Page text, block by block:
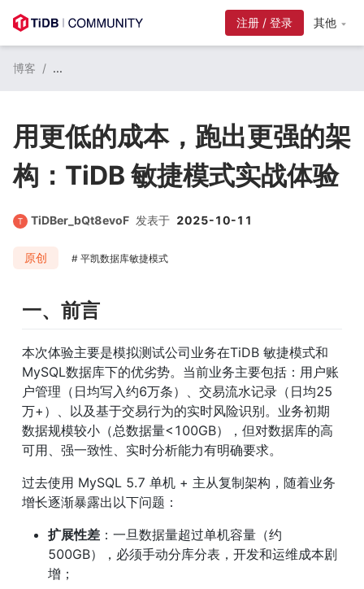
注册 / 登录 其他
博客 / ...
用更低的成本，跑出更强的架
构：TiDB 敏捷模式实战体验
TiDBer_bQt8evoF 发表于 2025-10-11
原创 平凯数据库敏捷模式
一、前言
本次体验主要是模拟测试公司业务在TiDB 敏捷模式和
MySQL数据库下的优劣势。当前业务主要包括：用户账
户管理（日均写入约6万条）、交易流水记录（日均25
万+）、以及基于交易行为的实时风险识别。业务初期
数据规模较小（总数据量<100GB），但对数据库的高
可用、强一致性、实时分析能力有明确要求。
过去使用 MySQL 5.7 单机 + 主从复制架构，随着业务
增长逐渐暴露出以下问题：
扩展性差 ：一旦数据量超过单机容量（约
500GB），必须手动分库分表，开发和运维成本剧
增；